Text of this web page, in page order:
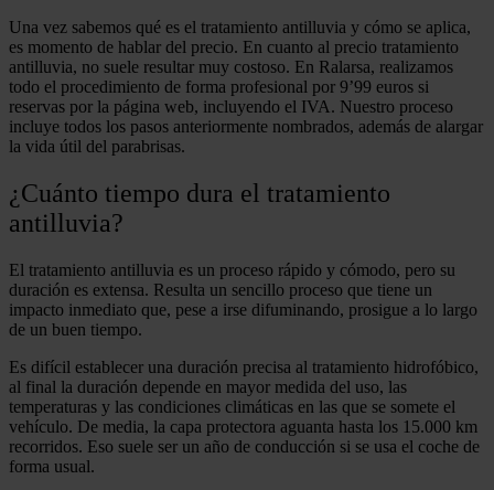
Una vez sabemos qué es el tratamiento antilluvia y cómo se aplica,
es momento de hablar del precio. En cuanto al precio tratamiento
antilluvia, no suele resultar muy costoso. En Ralarsa, realizamos
todo el procedimiento de forma profesional por 9’99 euros si
reservas por la página web, incluyendo el IVA. Nuestro proceso
incluye todos los pasos anteriormente nombrados, además de alargar
la vida útil del parabrisas.
¿Cuánto tiempo dura el tratamiento
antilluvia?
El tratamiento antilluvia es un proceso rápido y cómodo, pero su
duración es extensa. Resulta un sencillo proceso que tiene un
impacto inmediato que, pese a irse difuminando, prosigue a lo largo
de un buen tiempo.
Es difícil establecer una duración precisa al tratamiento hidrofóbico,
al final la duración depende en mayor medida del uso, las
temperaturas y las condiciones climáticas en las que se somete el
vehículo. De media, la capa protectora aguanta hasta los 15.000 km
recorridos. Eso suele ser un año de conducción si se usa el coche de
forma usual.